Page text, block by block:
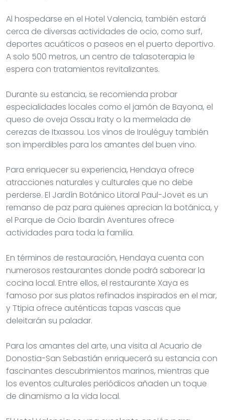
Al hospedarse en el Hotel Valencia, también estará
cerca de diversas actividades de ocio, como surf,
deportes acuáticos o paseos en el puerto deportivo.
A solo 500 metros, un centro de talasoterapia le
espera con tratamientos revitalizantes.
Durante su estancia, se recomienda probar
especialidades locales como el jamón de Bayona, el
queso de oveja Ossau Iraty o la mermelada de
cerezas de Itxassou. Los vinos de Irouléguy también
son imperdibles para los amantes del buen vino.
Para enriquecer su experiencia, Hendaya ofrece
atracciones naturales y culturales que no debe
perderse. El Jardín Botánico Litoral Paul-Jovet es un
remanso de paz para quienes aprecian la botánica, y
el Parque de Ocio Ibardin Aventures ofrece
actividades para toda la familia.
En términos de restauración, Hendaya cuenta con
numerosos restaurantes donde podrá saborear la
cocina local. Entre ellos, el restaurante Xaya es
famoso por sus platos refinados inspirados en el mar,
y Ttipia ofrece auténticas tapas vascas que
deleitarán su paladar.
Para los amantes del arte, una visita al Acuario de
Donostia-San Sebastián enriquecerá su estancia con
fascinantes descubrimientos marinos, mientras que
los eventos culturales periódicos añaden un toque
de dinamismo a la vida local.